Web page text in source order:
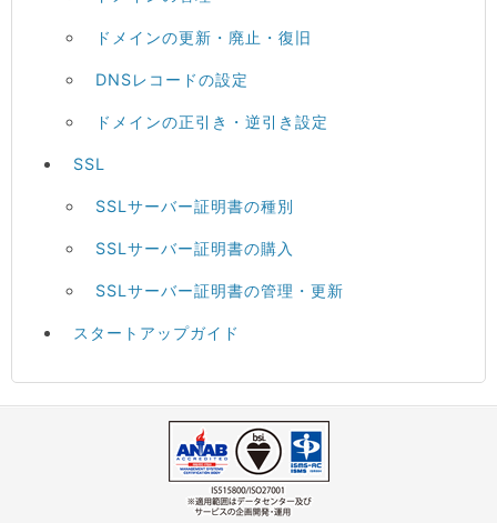
ドメインの更新・廃止・復旧
DNSレコードの設定
ドメインの正引き・逆引き設定
SSL
SSLサーバー証明書の種別
SSLサーバー証明書の購入
SSLサーバー証明書の管理・更新
スタートアップガイド